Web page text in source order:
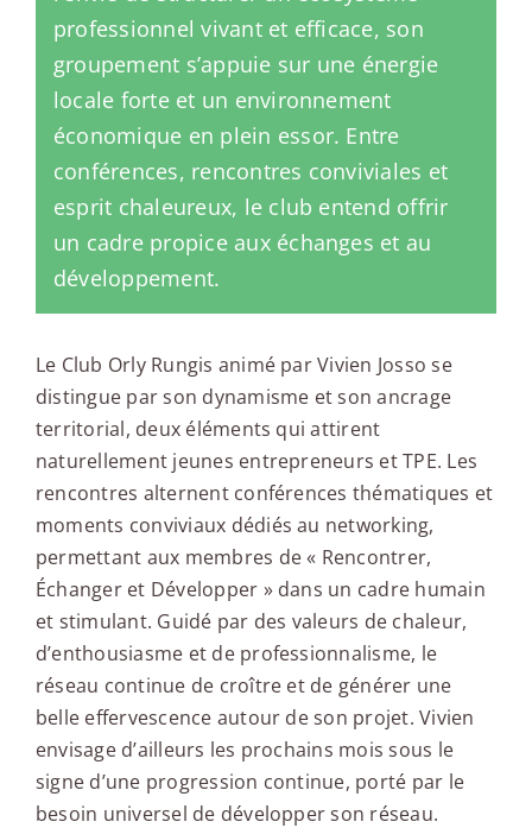
professionnel vivant et efficace, son
groupement s’appuie sur une énergie
locale forte et un environnement
économique en plein essor. Entre
conférences, rencontres conviviales et
esprit chaleureux, le club entend offrir
un cadre propice aux échanges et au
développement.
Le Club Orly Rungis animé par Vivien Josso se
distingue par son dynamisme et son ancrage
territorial, deux éléments qui attirent
naturellement jeunes entrepreneurs et TPE. Les
rencontres alternent conférences thématiques et
moments conviviaux dédiés au networking,
permettant aux membres de « Rencontrer,
Échanger et Développer » dans un cadre humain
et stimulant. Guidé par des valeurs de chaleur,
d’enthousiasme et de professionnalisme, le
réseau continue de croître et de générer une
belle effervescence autour de son projet. Vivien
envisage d’ailleurs les prochains mois sous le
signe d’une progression continue, porté par le
besoin universel de développer son réseau.